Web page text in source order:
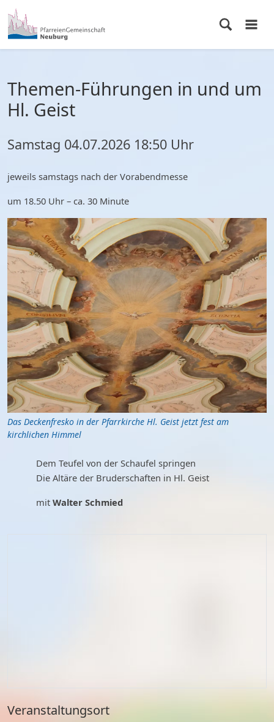
Themen-Führungen in und um
Hl. Geist
Samstag 04.07.2026 18:50 Uhr
jeweils samstags nach der Vorabendmesse
um 18.50 Uhr – ca. 30 Minute
Das Deckenfresko in der Pfarrkirche Hl. Geist jetzt fest am
kirchlichen Himmel
Dem Teufel von der Schaufel springen
Die Altäre der Bruderschaften in Hl. Geist
mitWalter Schmied
Veranstaltungsort